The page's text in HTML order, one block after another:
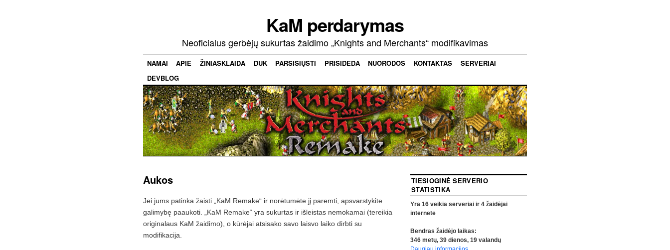
KaM perdarymas
Neoficialus gerbėjų sukurtas žaidimo „Knights and Merchants“ modifikavimas
NAMAI APIE ŽINIASKLAIDA DUK PARSISIŲSTI PRISIDEDA NUORODOS KONTAKTAS
SERVERIAI
DEVBLOG
Aukos
Jei jums patinka žaisti „KaM Remake“ ir norėtumėte jį paremti, apsvarstykite
galimybę paaukoti. „KaM Remake“ yra sukurtas ir išleistas nemokamai (tereikia
originalaus KaM žaidimo), o kūrėjai atsisako savo laisvo laiko dirbti su
modifikacija.
TIESIOGINĖ SERVERIO
STATISTIKA
Yra 16veikia serveriai ir 4žaidėjai
internete
Bendras žaidėjo laikas:
346metų, 39dienos, 19valandų